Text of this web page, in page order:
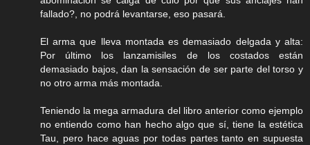
fallado?, no podrá levantarse, eso pasará.
El arma que lleva montada es demasiado delgada y alta:
Por último los lanzamisiles de los costados están
demasiado bajos, dan la sensación de ser parte del torso y
no otro arma más montada.
Teniendo la mega armadura del libro anterior como ejemplo
no entiendo como han hecho algo que sí, tiene la estética
Tau, pero hace aguas por todas partes tanto en supuesta